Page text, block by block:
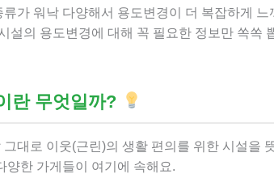
류가 워낙 다양해서 용도변경이 더 복잡하게 느
설의 용도변경에 대해 꼭 필요한 정보만 쏙쏙
란 무엇일까?
그대로 이웃(근린)의 생활 편의를 위한 시설을
양한 가게들이 여기에 속해요.